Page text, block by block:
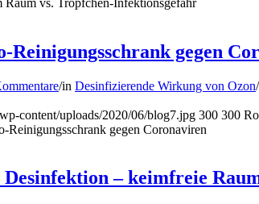
Reinigungsschrank gegen
/in Desinfizierende Wirkung von Ozon/
content/uploads/2020/06/blog7.jpg 300 300
Reinigungsschrank gegen Coronaviren
Desinfektion – keimfreie